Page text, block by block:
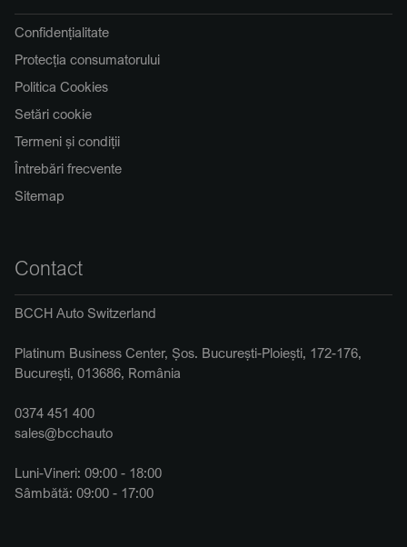
Confidențialitate
Protecția consumatorului
Politica Cookies
Setări cookie
Termeni și condiții
Întrebări frecvente
Sitemap
Contact
BCCH Auto Switzerland
Platinum Business Center, Șos. București-Ploiești, 172-176,
București, 013686, România
0374 451 400
sales@bcchauto
Luni-Vineri: 09:00 - 18:00
Sâmbătă: 09:00 - 17:00